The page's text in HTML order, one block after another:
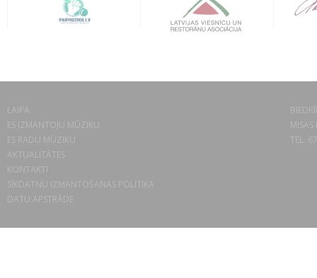
LAIPA
ES IZMANTOJU MŪZIKU
ES RADU MŪZIKU
AKTUALITĀTES
KONTAKTI
SĪKDATŅU IZMANTOŠANAS POLITIKA
DATU APSTRĀDE
TEL.